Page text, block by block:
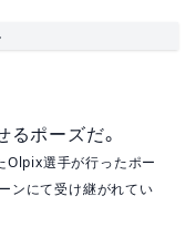
ポーズだ。
Olpix選手が行ったポー
ンにて受け継がれてい